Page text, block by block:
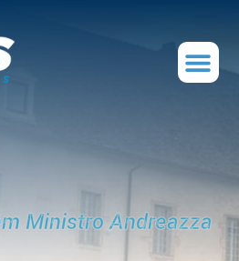
Ministro Andreazza